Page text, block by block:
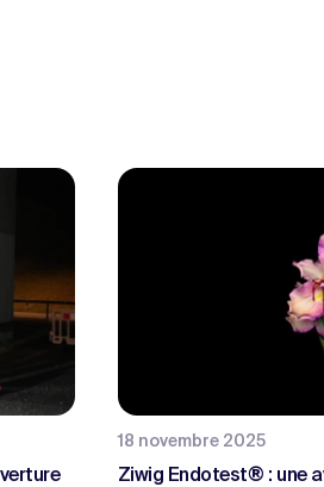
18 novembre 2025
Ziwig Endotest® : une